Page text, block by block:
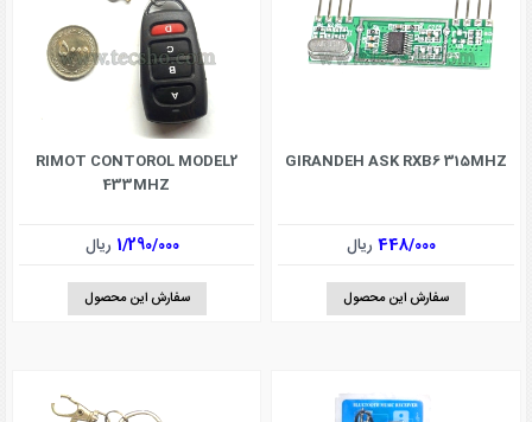
GIRANDEH ASK RXB6 315MHZ
448/000ریال
سفارش این محصول
RIMOT CONTOROL MODEL2
433MHZ
1/290/000 ریال
سفارش این محصول